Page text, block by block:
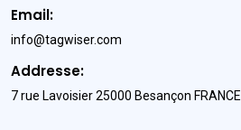
Email:
info@tagwiser.com
Addresse:
7 rue Lavoisier 25000 Besançon FRANCE